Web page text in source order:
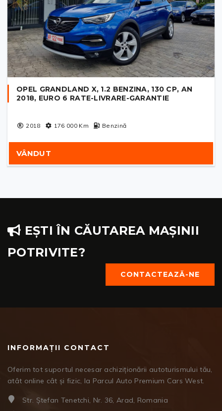
OPEL GRANDLAND X, 1.2 BENZINA, 130 CP, AN
2018, EURO 6 RATE-LIVRARE-GARANTIE
2018 176 000Km Benzină
VÂNDUT
EȘTI ÎN CĂUTAREA MAȘINII
POTRIVITE?
CONTACTEAZĂ-NE
INFORMAȚII CONTACT
Oferim tot suportul necesar achiziționării autoturismului tău,
atât online cât și fizic, la Parcul Auto Premium Cars West.
Str. Ștefan Tenetchi, Nr. 36, Arad, Romania